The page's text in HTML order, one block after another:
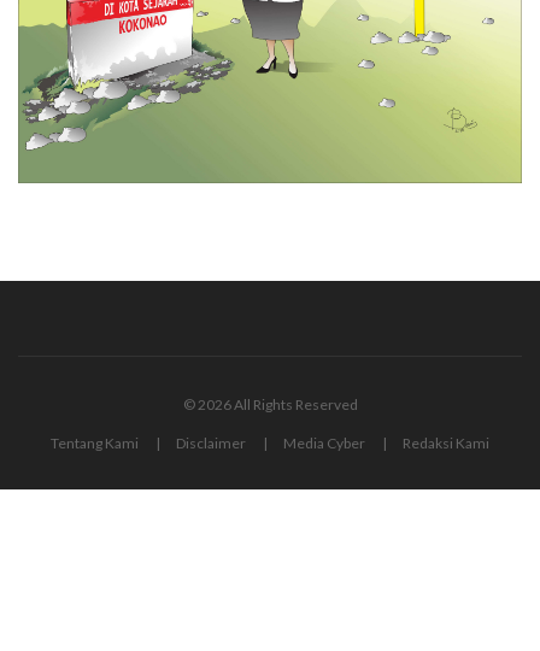
© 2026 All Rights Reserved
Tentang Kami Disclaimer Media Cyber Redaksi Kami